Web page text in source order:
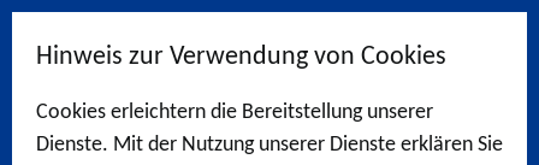
Hinweis zur Verwendung von Cookies
Cookies erleichtern die Bereitstellung unserer
Dienste. Mit der Nutzung unserer Dienste erklären Sie